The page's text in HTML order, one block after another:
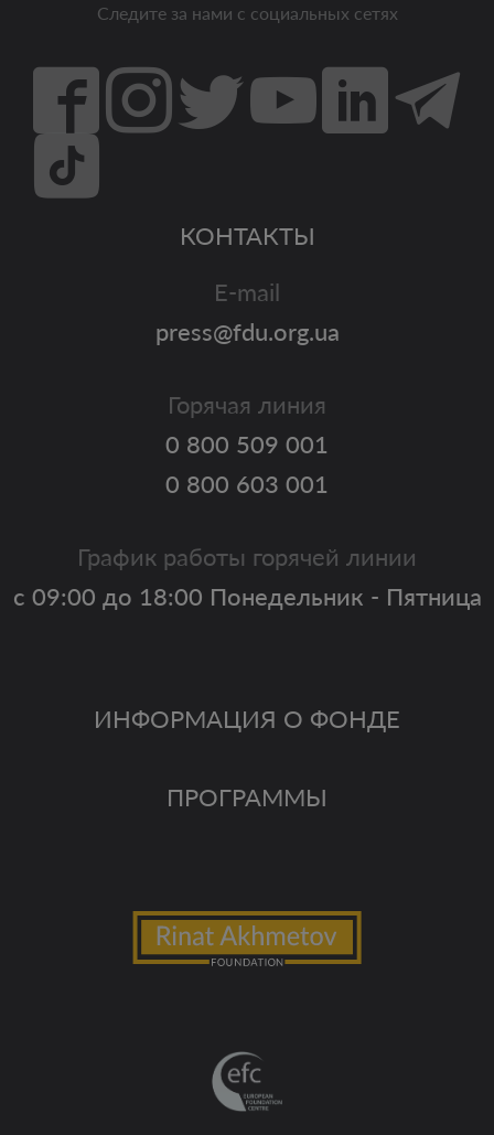
Следите за нами с социальных сетях
ИНФОРМАЦИЯ О ФОНДЕ
ПРОГРАММЫ
КОНТАКТЫ
E-mail
press@fdu.org.ua
Горячая линия
0 800 509 001
0 800 603 001
График работы горячей линии
с 09:00 до 18:00 Понедельник - Пятница